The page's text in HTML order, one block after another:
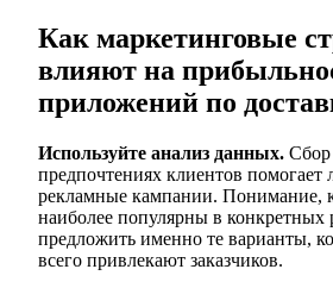
Как маркетинговые
влияют на
приложений по
Используйте анализ данных.
предпочтениях клиентов помогает
рекламные кампании. Понимание,
наиболее популярны в конкретных
предложить именно те варианты,
всего привлекают заказчиков.